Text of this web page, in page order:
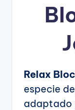
Relax
especie
adaptado